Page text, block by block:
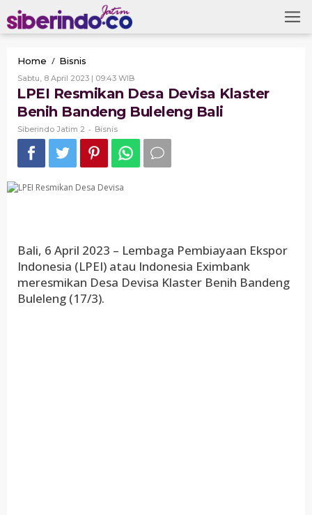
to
content
Home / Bisnis
Resmikan
Desa
Devisa
Klaster
Bandeng
Buleleng
Bali
Sabtu, 8 April 2023 | 09:43 WIBOleh
Siberindo
Jatim
2
LPEI Resmikan Desa Devisa Klaster
Benih Bandeng Buleleng Bali
Siberindo Jatim 2 - Bisnis
Bali, 6 April 2023 – Lembaga Pembiayaan Ekspor
Indonesia (LPEI) atau Indonesia Eximbank
meresmikan Desa Devisa Klaster Benih Bandeng
Buleleng (17/3).